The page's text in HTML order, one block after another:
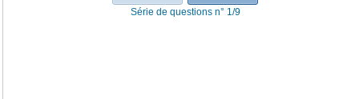
Série de questions n° 1/9